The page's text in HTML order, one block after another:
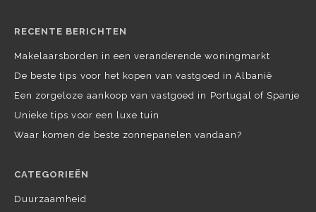
RECENTE BERICHTEN
Makelaarsborden in een veranderende woningmarkt
De beste tips voor het kopen van vastgoed in Albanië
Een zorgeloze aankoop van vastgoed in Portugal of Spanje
Unieke tips voor een luxe tuin
Waar komen de beste zonnepanelen vandaan?
CATEGORIEËN
Duurzaamheid